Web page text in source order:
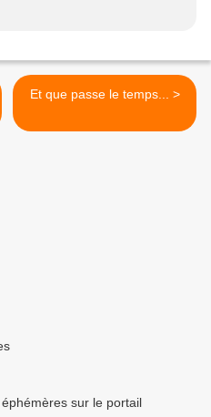
Et que passe le temps... >
sur le portail